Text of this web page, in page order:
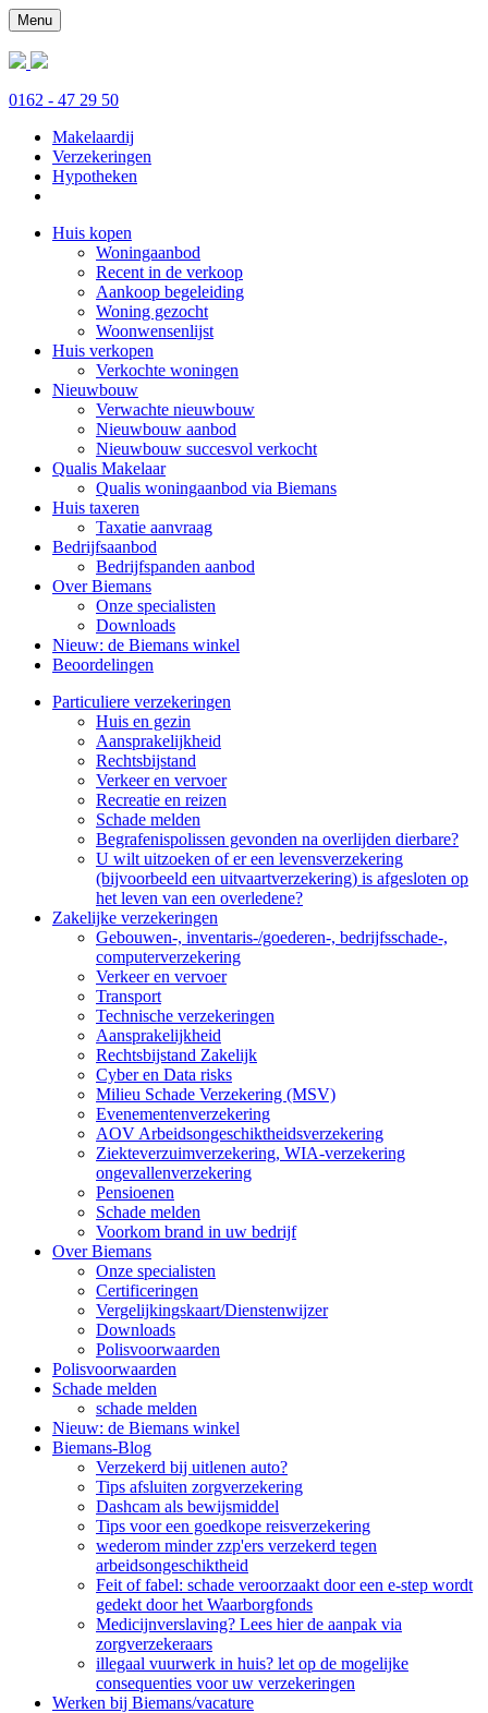
Menu
0162 - 47 29 50
Makelaardij
Verzekeringen
Hypotheken
Huis kopen
Woningaanbod
Recent in de verkoop
Aankoop begeleiding
Woning gezocht
Woonwensenlijst
Huis verkopen
Verkochte woningen
Nieuwbouw
Verwachte nieuwbouw
Nieuwbouw aanbod
Nieuwbouw succesvol verkocht
Qualis Makelaar
Qualis woningaanbod via Biemans
Huis taxeren
Taxatie aanvraag
Bedrijfsaanbod
Bedrijfspanden aanbod
Over Biemans
Onze specialisten
Downloads
Nieuw: de Biemans winkel
Beoordelingen
Particuliere verzekeringen
Huis en gezin
Aansprakelijkheid
Rechtsbijstand
Verkeer en vervoer
Recreatie en reizen
Schade melden
Begrafenispolissen gevonden na overlijden dierbare?
U wilt uitzoeken of er een levensverzekering
(bijvoorbeeld een uitvaartverzekering) is afgesloten op
het leven van een overledene?
Zakelijke verzekeringen
Gebouwen-, inventaris-/goederen-, bedrijfsschade-,
computerverzekering
Verkeer en vervoer
Transport
Technische verzekeringen
Aansprakelijkheid
Rechtsbijstand Zakelijk
Cyber en Data risks
Milieu Schade Verzekering (MSV)
Evenementenverzekering
AOV Arbeidsongeschiktheidsverzekering
Ziekteverzuimverzekering, WIA-verzekering
ongevallenverzekering
Pensioenen
Schade melden
Voorkom brand in uw bedrijf
Over Biemans
Onze specialisten
Certificeringen
Vergelijkingskaart/Dienstenwijzer
Downloads
Polisvoorwaarden
Polisvoorwaarden
Schade melden
schade melden
Nieuw: de Biemans winkel
Biemans-Blog
Verzekerd bij uitlenen auto?
Tips afsluiten zorgverzekering
Dashcam als bewijsmiddel
Tips voor een goedkope reisverzekering
wederom minder zzp'ers verzekerd tegen
arbeidsongeschiktheid
Feit of fabel: schade veroorzaakt door een e-step wordt
gedekt door het Waarborgfonds
Medicijnverslaving? Lees hier de aanpak via
zorgverzekeraars
illegaal vuurwerk in huis? let op de mogelijke
consequenties voor uw verzekeringen
Werken bij Biemans/vacature